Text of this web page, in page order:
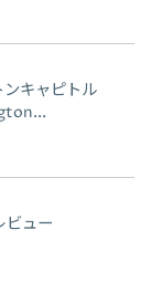
キャピトル
ビュー